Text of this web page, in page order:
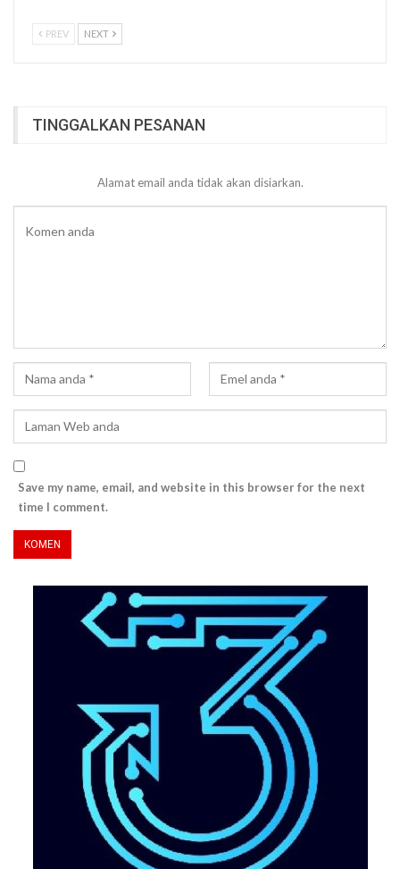
PREV NEXT
TINGGALKAN PESANAN
Alamat email anda tidak akan disiarkan.
Save my name, email, and website in this browser for the next
time I comment.